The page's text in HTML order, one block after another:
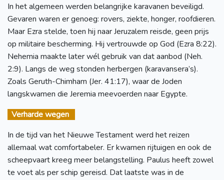
In het algemeen werden belangrijke karavanen beveiligd.
Gevaren waren er genoeg: rovers, ziekte, honger, roofdieren.
Maar Ezra stelde, toen hij naar Jeruzalem reisde, geen prijs
op militaire bescherming. Hij vertrouwde op God (Ezra 8:22).
Nehemia maakte later wél gebruik van dat aanbod (Neh.
2:9). Langs de weg stonden herbergen (karavansera’s).
Zoals Geruth-Chimham (Jer. 41:17), waar de Joden
langskwamen die Jeremia meevoerden naar Egypte.
Verharde wegen
In de tijd van het Nieuwe Testament werd het reizen
allemaal wat comfortabeler. Er kwamen rijtuigen en ook de
scheepvaart kreeg meer belangstelling. Paulus heeft zowel
te voet als per schip gereisd. Dat laatste was in de